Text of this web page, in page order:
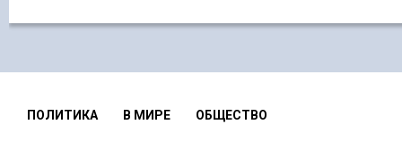
ПОЛИТИКА В МИРЕ ОБЩЕСТВО